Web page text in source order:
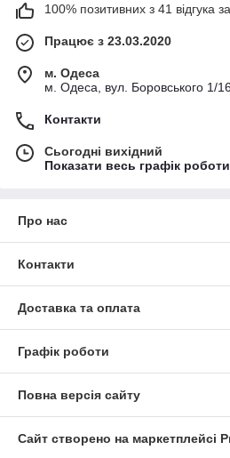
100% позитивних з 41 відгука
Працює з 23.03.2020
м. Одеса
м. Одеса, вул. Боровського 1/
Контакти
Сьогодні вихідний
Показати весь графік роботи
Про нас
Контакти
Доставка та оплата
Графік роботи
Повна версія сайту
Сайт створено на маркетплейсі